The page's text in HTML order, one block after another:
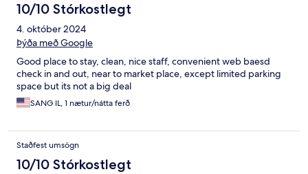
10/10 Stórkostlegt
4. október 2024
Þýða með Google
Good place to stay, clean, nice staff, convenient web baesd
check in and out, near to market place, except limited parking
space but its not a big deal
SANG IL, 1 nætur/nátta ferð
Staðfest umsögn
10/10 Stórkostlegt